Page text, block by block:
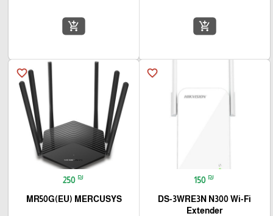
add_shopping_cart
add_shopping_cart
favorite_border
150 ₪
DS-3WRE3N N300 Wi-Fi
Extender
favorite_border
250 ₪
MR50G(EU) MERCUSYS